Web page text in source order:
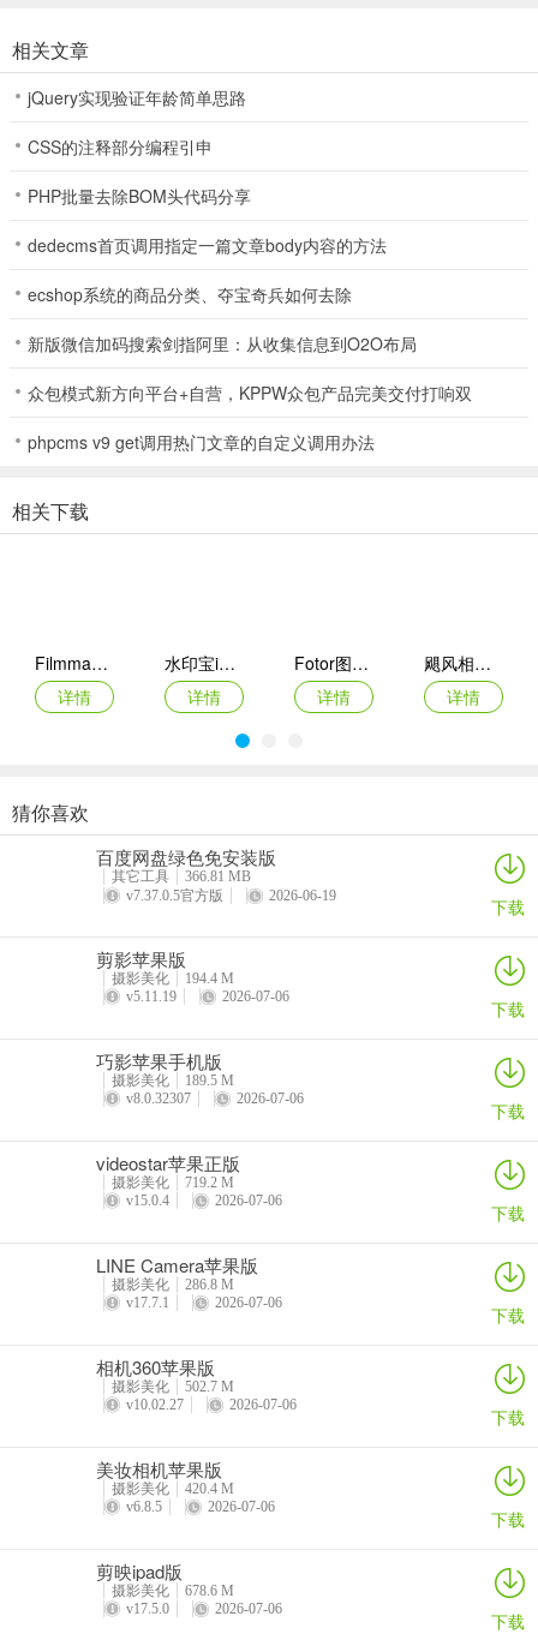
提供5种复古风格的主题模板：极简主义、古典（免费），默片、倒计
时和炫光（内购）。
更新日志
v4.6版本
相关文章
jQuery实现验证年龄简单思路
CSS的注释部分编程引申
PHP批量去除BOM头代码分享
dedecms首页调用指定一篇文章body内容的方法
ecshop系统的商品分类、夺宝奇兵如何去除
新版微信加码搜索剑指阿里：从收集信息到O2O布局
众包模式新方向平台+自营，KPPW众包产品完美交付打响双
phpcms v9 get调用热门文章的自定义调用办法
相关下载
Filmmaker Pro苹果版
详情
水印宝ios版
详情
Fotor图片编辑器苹果版
详情
飓风相机app苹果版
详情
米拍ios版
ProMovie苹果版
详情
威力导演ipad版
日杂相机苹果版
猜你喜欢
百度网盘绿色免安装版
其它工具
366.81 MB
v7.37.0.5官方版
2026-06-19 下载
剪影苹果版
摄影美化
194.4 M
v5.11.19
2026-07-06 下载
巧影苹果手机版
摄影美化
189.5 M
v8.0.32307
2026-07-06 下载
videostar苹果正版
摄影美化
719.2 M
v15.0.4
2026-07-06 下载
LINE Camera苹果版
摄影美化
286.8 M
v17.7.1
2026-07-06 下载
相机360苹果版
摄影美化
502.7 M
v10.02.27
2026-07-06 下载
美妆相机苹果版
摄影美化
420.4 M
v6.8.5
2026-07-06 下载
剪映ipad版
摄影美化
678.6 M
v17.5.0
2026-07-06 下载